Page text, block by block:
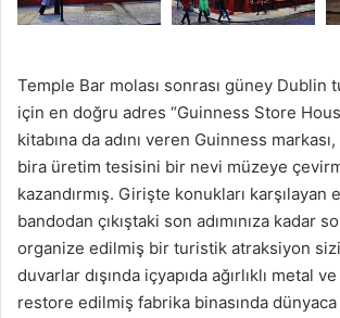
Temple Bar molası sonrası güney Dublin
için en doğru adres “Guinness Store
kitabına da adını veren Guinness
bira üretim tesisini bir nevi müzeye
kazandırmış. Girişte konukları karşılayan
bandodan çıkıştaki son adımınıza kadar
organize edilmiş bir turistik atraksiyon sizi
duvarlar dışında içyapıda ağırlıklı metal
restore edilmiş fabrika binasında